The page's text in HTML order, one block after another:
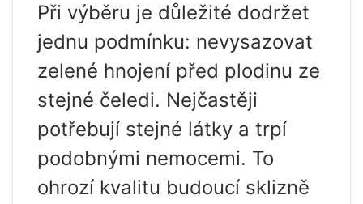
Při výběru je důležité dodržet
jednu podmínku: nevysazovat
zelené hnojení před plodinu ze
stejné čeledi. Nejčastěji
potřebují stejné látky a trpí
podobnými nemocemi. To
ohrozí kvalitu budoucí sklizně